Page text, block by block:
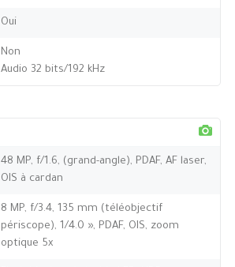
Oui
Non
Audio 32 bits/192 kHz
48 MP, f/1.6, (grand-angle), PDAF, AF laser,
OIS à cardan
8 MP, f/3.4, 135 mm (téléobjectif
périscope), 1/4.0 », PDAF, OIS, zoom
optique 5x